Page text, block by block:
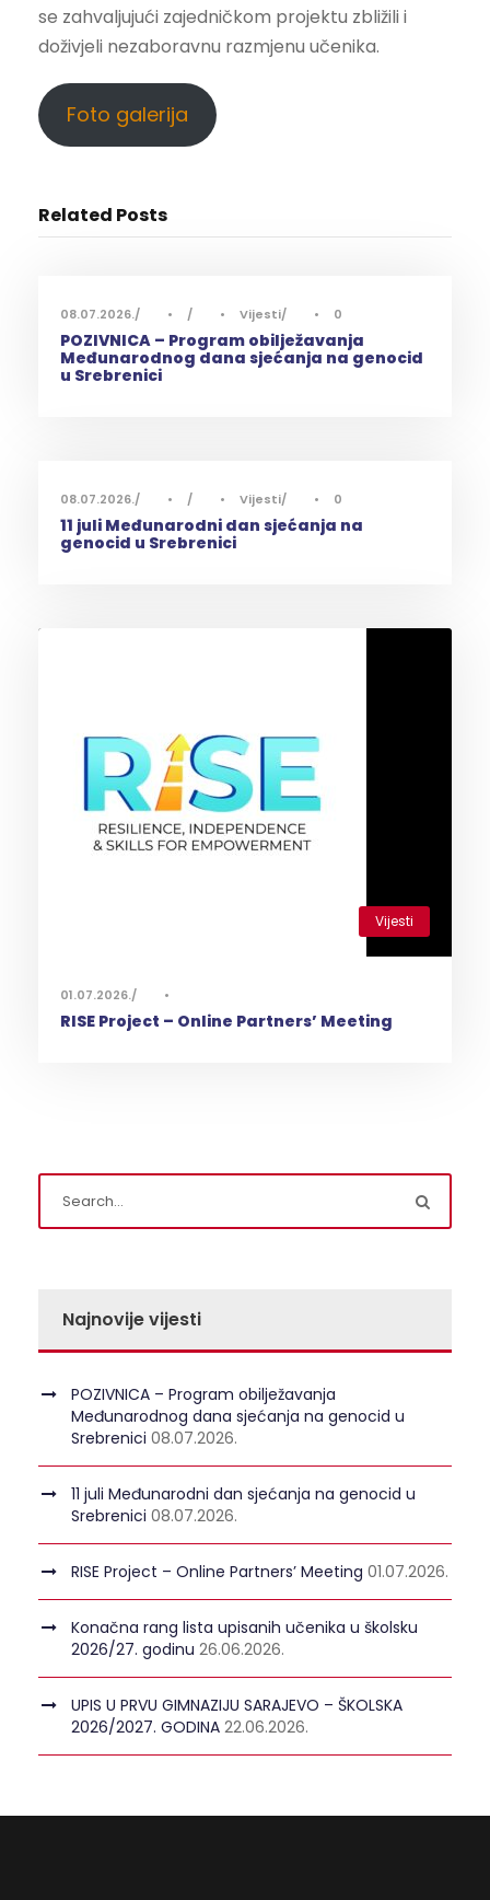
se zahvaljujući zajedničkom projektu zbližili i
doživjeli nezaboravnu razmjenu učenika.
Foto galerija
Related Posts
08.07.2026. • • Vijesti • 0
POZIVNICA – Program obilježavanja
Međunarodnog dana sjećanja na genocid
u Srebrenici
08.07.2026. • • Vijesti • 0
11 juli Međunarodni dan sjećanja na
genocid u Srebrenici
Vijesti
01.07.2026. •
RISE Project – Online Partners’ Meeting
Najnovije vijesti
POZIVNICA – Program obilježavanja
Međunarodnog dana sjećanja na genocid u
Srebrenici 08.07.2026.
11 juli Međunarodni dan sjećanja na genocid u
Srebrenici 08.07.2026.
RISE Project – Online Partners’ Meeting 01.07.2026.
Konačna rang lista upisanih učenika u školsku
2026/27. godinu 26.06.2026.
UPIS U PRVU GIMNAZIJU SARAJEVO – ŠKOLSKA
2026/2027. GODINA 22.06.2026.